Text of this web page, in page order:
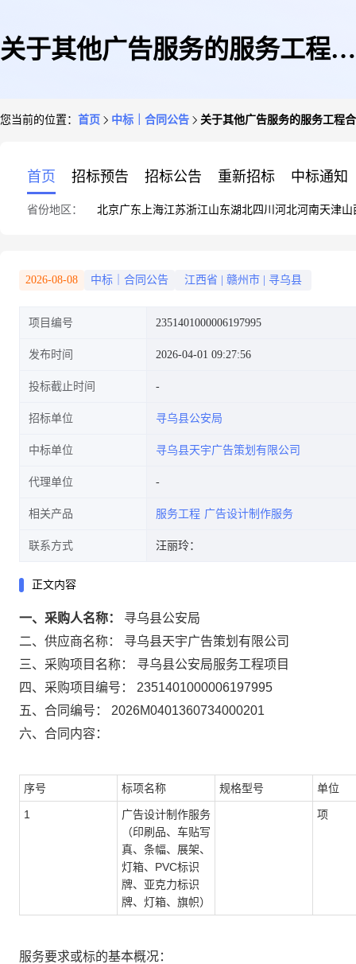
关于其他广告服务的服务工程合
您当前的位置： 首页 中标｜合同公告 关于其他广告服务的服务工程
首页 招标预告 招标公告 重新招标 中标通知
省份地区： 北京广东 上海江苏浙江山东湖北四川 河北河南天津山
2026-08-08 中标｜合同公告 江西省 赣州市 寻乌县
项目编号 2351401000006197995
发布时间 2026-04-01 09:27:56
投标截止时间
招标单位 寻乌县公安局
中标单位 寻乌县天宇广告策划有限公司
代理单位
相关产品 服务工程 广告设计制作服务
联系方式 汪丽玲：
正文内容
一、采购人名称：
寻乌县公安局
二、供应商名称：
寻乌县天宇广告策划有限公司
三、采购项目名称：
寻乌县公安局服务工程项目
四、采购项目编号：
2351401000006197995
五、合同编号：
2026M0401360734000201
六、合同内容：
序号 标项名称 规格型号 单位
1
广告设计制作服务
（印刷品、车贴写
真、条幅、展架、
灯箱、PVC标识
牌、亚克力标识
牌、灯箱、旗帜）
项
服务要求或标的基本概况：